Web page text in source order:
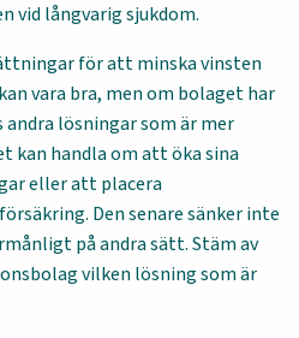
vid långvarig sjukdom.
för att minska vinsten
vara bra, men om bolaget har
lösningar som är mer
kan handla om att öka sina
eller att placera
Den senare sänker inte
på andra sätt. Stäm av
vilken lösning som är